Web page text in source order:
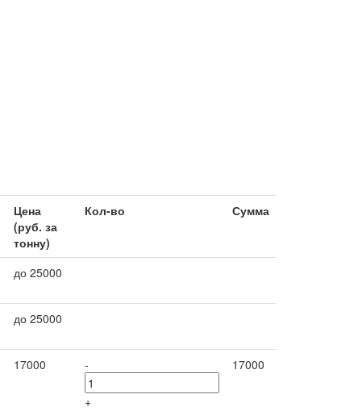
Цена
(руб. за
тонну)
Кол-во Сумма
до 25000
до 25000
17000 -
+
17000